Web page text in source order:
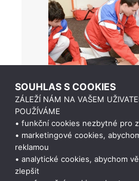
SOUHLAS S COOKIES
ZÁLEŽÍ NÁM NA VAŠEM
POUŽÍVÁME
• funkční cookies nezbytné pro
• marketingové cookies,
reklamou
• analytické cookies, abychom
zlepšit